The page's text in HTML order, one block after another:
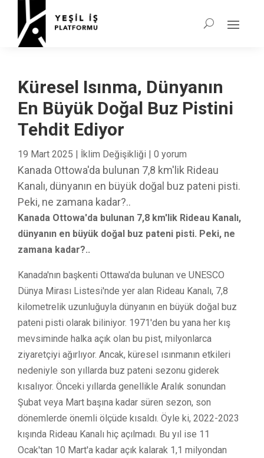
Küresel Isınma, Dünyanın
En Büyük Doğal Buz Pistini
Tehdit Ediyor
19 Mart 2025 | İklim Değişikliği | 0 yorum
Kanada Ottowa'da bulunan 7,8 km'lik Rideau
Kanalı, dünyanın en büyük doğal buz pateni pisti.
Peki, ne zamana kadar?..
Kanada Ottowa'da bulunan 7,8 km'lik Rideau Kanalı,
dünyanın en büyük doğal buz pateni pisti. Peki, ne
zamana kadar?..
Kanada'nın başkenti Ottawa'da bulunan ve UNESCO
Dünya Mirası Listesi'nde yer alan Rideau Kanalı, 7,8
kilometrelik uzunluğuyla dünyanın en büyük doğal buz
pateni pisti olarak biliniyor. 1971'den bu yana her kış
mevsiminde halka açık olan bu pist, milyonlarca
ziyaretçiyi ağırlıyor. Ancak, küresel ısınmanın etkileri
nedeniyle son yıllarda buz pateni sezonu giderek
kısalıyor. Önceki yıllarda genellikle Aralık sonundan
Şubat veya Mart başına kadar süren sezon, son
dönemlerde önemli ölçüde kısaldı. Öyle ki, 2022-2023
kışında Rideau Kanalı hiç açılmadı. Bu yıl ise 11
Ocak'tan 10 Mart'a kadar açık kalarak 1,1 milyondan